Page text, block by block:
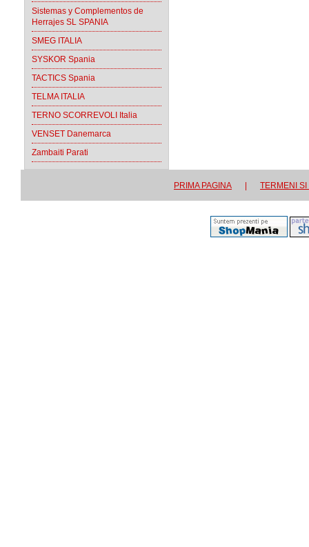
Sistemas y Complementos de
Herrajes SL SPANIA
SMEG ITALIA
SYSKOR Spania
TACTICS Spania
TELMA ITALIA
TERNO SCORREVOLI Italia
VENSET Danemarca
Zambaiti Parati
PRIMA PAGINA TERMENI SI